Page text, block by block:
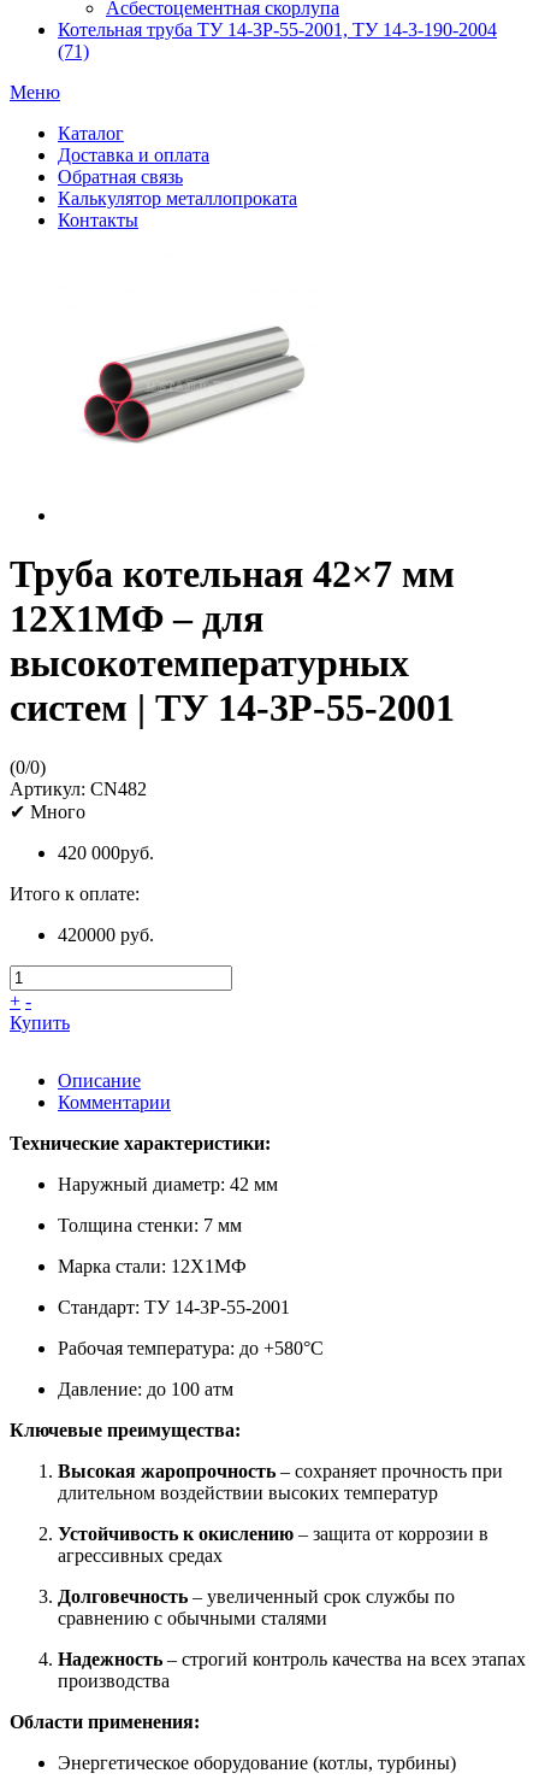
Асбестоцементная скорлупа
Котельная труба ТУ 14-3Р-55-2001, ТУ 14-3-190-2004
(71)
Меню
Каталог
Доставка и оплата
Обратная связь
Калькулятор металлопроката
Контакты
Труба котельная 42×7 мм
12Х1МФ – для
высокотемпературных
систем | ТУ 14-3Р-55-2001
(0/0)
Артикул: CN482
✔ Много
420 000руб.
Итого к оплате:
420000 руб.
+ -
Купить
Описание
Комментарии
Технические характеристики:
Наружный диаметр: 42 мм
Толщина стенки: 7 мм
Марка стали: 12Х1МФ
Стандарт: ТУ 14-3Р-55-2001
Рабочая температура: до +580°C
Давление: до 100 атм
Ключевые преимущества:
Высокая жаропрочность – сохраняет прочность при
длительном воздействии высоких температур
Устойчивость к окислению – защита от коррозии в
агрессивных средах
Долговечность – увеличенный срок службы по
сравнению с обычными сталями
Надежность – строгий контроль качества на всех этапах
производства
Области применения:
Энергетическое оборудование (котлы, турбины)